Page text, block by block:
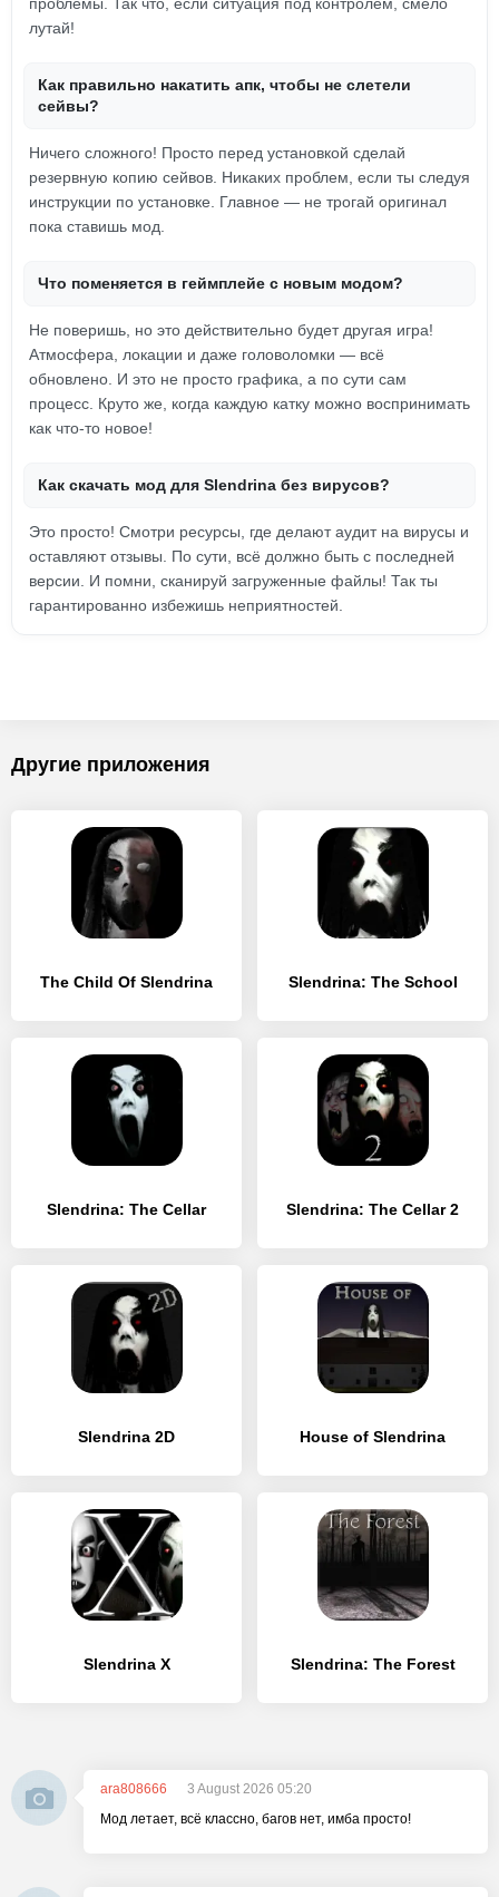
лутай!
Как правильно накатить апк, чтобы не слетели
сейвы?
Ничего сложного! Просто перед установкой сделай
резервную копию сейвов. Никаких проблем, если ты следуя
инструкции по установке. Главное — не трогай оригинал
пока ставишь мод.
Что поменяется в геймплейе с новым модом?
Не поверишь, но это действительно будет другая игра!
Атмосфера, локации и даже головоломки — всё
обновлено. И это не просто графика, а по сути сам
процесс. Круто же, когда каждую катку можно воспринимать
как что-то новое!
Как скачать мод для Slendrina без вирусов?
Это просто! Смотри ресурсы, где делают аудит на вирусы и
оставляют отзывы. По сути, всё должно быть с последней
версии. И помни, сканируй загруженные файлы! Так ты
гарантированно избежишь неприятностей.
Другие приложения
The Child Of Slendrina Slendrina: The School
Slendrina: The Cellar Slendrina: The Cellar 2
Slendrina 2D House of Slendrina
Slendrina X Slendrina: The Forest
ara808666
3 August 2026 05:20
Мод летает, всё классно, багов нет, имба просто!